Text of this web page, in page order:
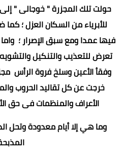
حولت تلك المجزرة " خوجالى
للأبرياء من السكان العزل ؛
فيها عمدا ومع سبق الإصرار ؛
تعرض للتعذيب والتنكيل
وفقأ الأعين وسلخ فروة الرأس
خرجت عن كل تقاليد الحروب
الأعراف والمنظمات فى حق
وما هي إلا أيام معدودة وتحل